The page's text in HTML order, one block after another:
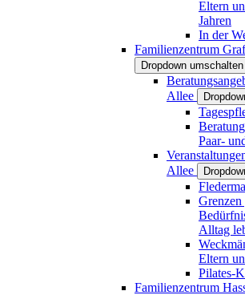
Eltern
Jahren
In der
Familienzentrum
Dropdown umschalten
Allee
Paar-
Allee
Grenzen
Alltag
Eltern
Pilates-
Familienzentrum